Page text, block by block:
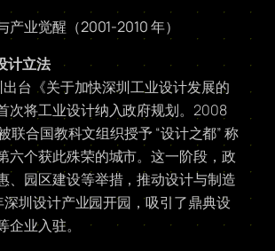
产业觉醒（2001-2010 年）
计立法
台《关于加快深圳工业设计发展的
次将工业设计纳入政府规划。2008
联合国教科文组织授予 “设计之都” 称
六个获此殊荣的城市。这一阶段，政
、园区建设等举措，推动设计与制造
圳设计产业园开园，吸引了鼎典设
业入驻。